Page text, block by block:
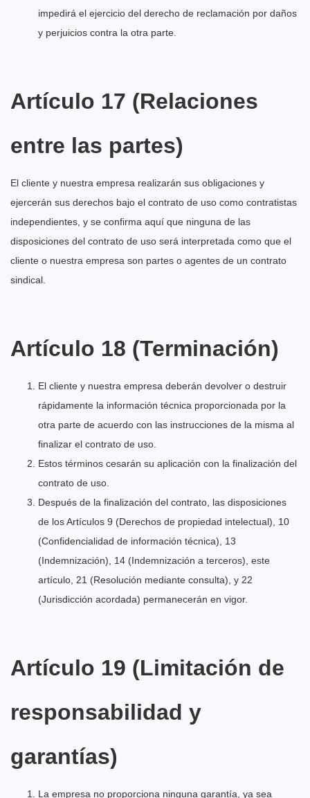
impedirá el ejercicio del derecho de reclamación por daños
y perjuicios contra la otra parte.
Artículo 17 (Relaciones
entre las partes)
El cliente y nuestra empresa realizarán sus obligaciones y
ejercerán sus derechos bajo el contrato de uso como contratistas
independientes, y se confirma aquí que ninguna de las
disposiciones del contrato de uso será interpretada como que el
cliente o nuestra empresa son partes o agentes de un contrato
sindical.
Artículo 18 (Terminación)
El cliente y nuestra empresa deberán devolver o destruir
rápidamente la información técnica proporcionada por la
otra parte de acuerdo con las instrucciones de la misma al
finalizar el contrato de uso.
Estos términos cesarán su aplicación con la finalización del
contrato de uso.
Después de la finalización del contrato, las disposiciones
de los Artículos 9 (Derechos de propiedad intelectual), 10
(Confidencialidad de información técnica), 13
(Indemnización), 14 (Indemnización a terceros), este
artículo, 21 (Resolución mediante consulta), y 22
(Jurisdicción acordada) permanecerán en vigor.
Artículo 19 (Limitación de
responsabilidad y
garantías)
La empresa no proporciona ninguna garantía, ya sea